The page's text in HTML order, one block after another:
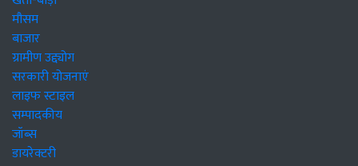
मौसम
बाजार
ग्रामीण उद्द्योग
सरकारी योजनाएं
लाइफ स्टाइल
सम्पादकीय
जॉब्स
डायरेक्टरी